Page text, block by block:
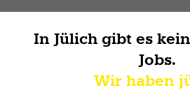
In Jülich gibt es
Jobs.
Wir haben